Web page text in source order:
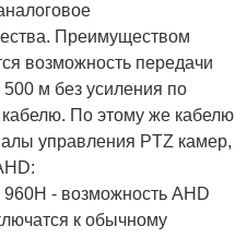
Преимуществом
возможность передачи
м без усиления по
По этому же кабелю
управления PTZ камер,
- возможность AHD
к обычному